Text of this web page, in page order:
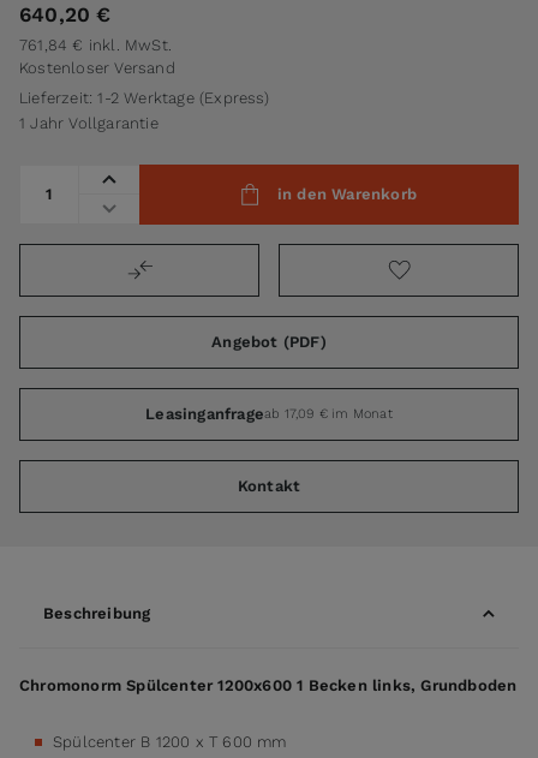
640,20 €
761,84 € inkl. MwSt.
Kostenloser Versand
Lieferzeit: 1-2 Werktage (Express)
1 Jahr Vollgarantie
in den Warenkorb
Angebot (PDF)
Leasinganfrageab 17,09 € im Monat
Kontakt
Beschreibung
Chromonorm Spülcenter 1200x600 1 Becken links, Grundboden
Spülcenter B 1200 x T 600 mm